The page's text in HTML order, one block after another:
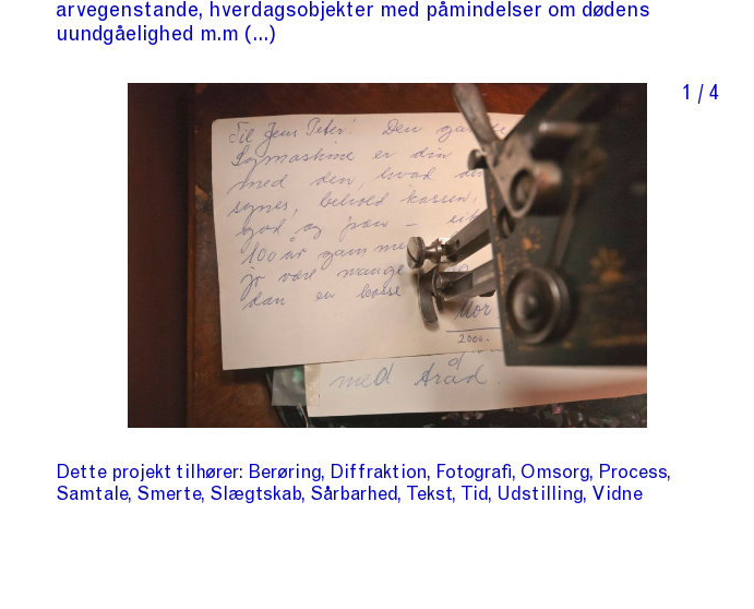
arvegenstande, hverdagsobjekter med påmindelser om dødens
uundgåelighed m.m
1 / 4
Dette projekt tilhører Berøring Diffraktion Fotografi Omsorg Process
Samtale Smerte Slægtskab Sårbarhed Tekst Tid Udstilling Vidne